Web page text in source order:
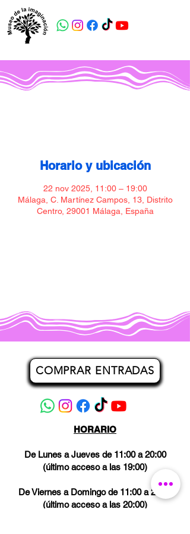
Horario y ubicación
22 nov 2025, 11:00 – 19:00
Málaga, C. Martínez Campos, 13, Distrito
Centro, 29001 Málaga, España
COMPRAR ENTRADAS
HORARIO
De Lunes a Jueves de 11:00 a 20:00
(último acceso a las 19:00)
De Viernes a Domingo de 11:00 a 21:00
(último acceso a las 20:00)